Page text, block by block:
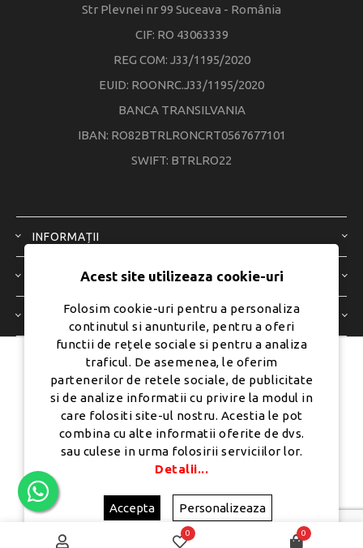
0 0
Str Plevnei nr 99 Suceava - România
CIF: RO 43063339
REG COM: J33/1195/2020
EUID: ROONRC.J33/1195/2020
BANCA TRANSILVANIA
IBAN: RO82BTRLRONCRT0567677101
SWIFT: BTRLRO22
INFORMAȚII
SERVICIU CLIENȚI
CONTUL MEU
Dezvoltat de
Ecom Digital -
Powered bynopCommerce
Copyright © 2026 PureMobile.Toate drepturile rezervate.
Acest site utilizeaza cookie-uri
Folosim cookie-uri pentru a personaliza
continutul si anunturile, pentru a oferi
functii de rețele sociale si pentru a analiza
traficul. De asemenea, le oferim
partenerilor de retele sociale, de publicitate
si de analize informatii cu privire la modul in
care folositi site-ul nostru. Acestia le pot
combina cu alte informatii oferite de dvs.
sau culese in urma folosirii serviciilor lor.
Detalii...
Accepta Personalizeaza